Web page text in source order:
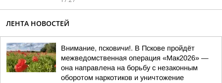
ЛЕНТА НОВОСТЕЙ
Внимание, псковичи!. В Пскове пройдёт
межведомственная операция «Мак2026» —
она направлена на борьбу с незаконным
оборотом наркотиков и уничтожение